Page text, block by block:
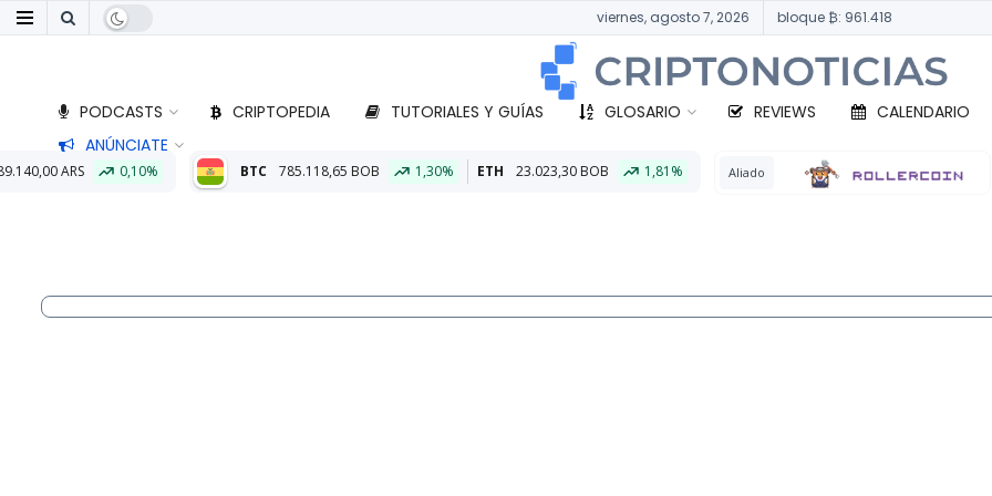
viernes, agosto 7, 2026 bloque ₿: 961.418
PODCASTS CRIPTOPEDIA TUTORIALES Y GUÍAS GLOSARIO REVIEWS CALENDARIO
ANÚNCIATE
BTC 785.118,65 BOB 1,30% ETH 23.023,30 BOB 1,81% Aliado BTC